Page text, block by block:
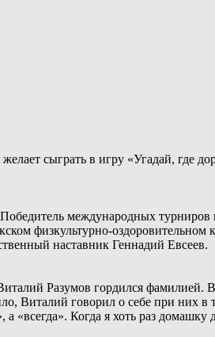
желает сыграть в игру «Угадай, где
Победитель международных турниров
физкультурно-
наставник Геннадий Евсеев.
Разумов гордился фамилией. В
Виталий говорил о себе при них
«всегда». Когда я хоть раз домашку